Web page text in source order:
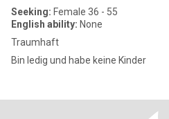
Seeking: Female 36 - 55
English ability: None
Traumhaft
Bin ledig und habe keine Kinder